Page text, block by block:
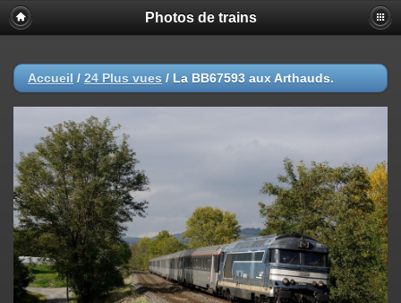
Photos de trains
Accueil / 24 Plus vues / La BB67593 aux Arthauds.